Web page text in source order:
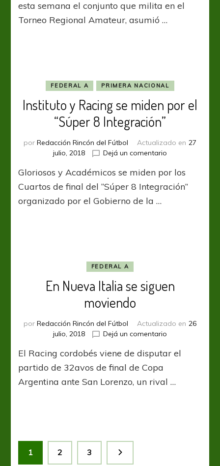
Córdoba
esta semana el conjunto que milita en el
Torneo Regional Amateur, asumió …
FEDERAL A PRIMERA NACIONAL
Instituto y Racing se miden por el
“Súper 8 Integración”
por Redacción Rincón del Fútbol Actualizado en 27
julio, 2018
Dejá un comentario
y
Racing
Gloriosos y Académicos se miden por los
Cuartos de final del “Súper 8 Integración”
organizado por el Gobierno de la …
FEDERAL A
En Nueva Italia se siguen
moviendo
por Redacción Rincón del Fútbol Actualizado en 26
julio, 2018
Dejá un comentario
Nueva
siguen
El Racing cordobés viene de disputar el
partido de 32avos de final de Copa
Argentina ante San Lorenzo, un rival …
Paginación
de
Página
1 Página
2 Página
3